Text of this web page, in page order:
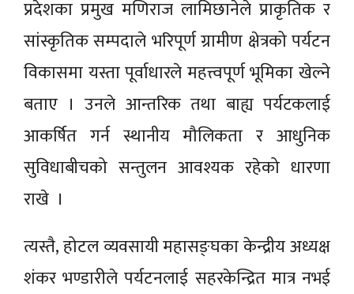
प्रदेशका प्रमुख मणिराज लामिछानेले प्राकृतिक र
सांस्कृतिक सम्पदाले भरिपूर्ण ग्रामीण क्षेत्रको पर्यटन
विकासमा यस्ता पूर्वाधारले महत्त्वपूर्ण भूमिका खेल्ने
बताए । उनले आन्तरिक तथा बाह्य पर्यटकलाई
आकर्षित गर्न स्थानीय मौलिकता र आधुनिक
सुविधाबीचको सन्तुलन आवश्यक रहेको धारणा
राखे ।
त्यस्तै, होटल व्यवसायी महासङ्घका केन्द्रीय अध्यक्ष
शंकर भण्डारीले पर्यटनलाई सहरकेन्द्रित मात्र नभई